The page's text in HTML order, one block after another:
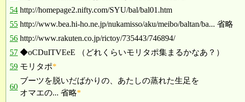
54 http://homepage2.nifty.com/SYU/bal/bal01.htm
55 http://www.bea.hi-ho.ne.jp/nukamisso/aku/meibo/baltan/ba... 省略
56 http://www.rakuten.co.jp/rictoy/735443/746894/
57 ◆oCDuITVEeE （どれくらいモリタポ集まるかなあ？）
59 モリタポ*
60
ブーツを脱いだばかりの、あたしの蒸れた生足を
オマエの... 省略*